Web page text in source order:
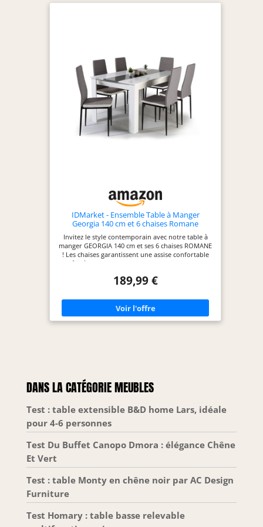
IDMarket - Ensemble Table à Manger
Georgia 140 cm et 6 chaises Romane
Invitez le style contemporain avec notre table à
manger GEORGIA 140 cm et ses 6 chaises ROMANE
! Les chaises garantissent une assise confortable
grâce à leur rembourrage et leur dossier haut
chemin de table Le design raffiné et les lignes
à votre intérieur Dimensions chaise : L 48 x l 42 x
H 97 cm - Dimensions table : L 140 x l 80 x H 75 cm
189,99 €
DANS LA CATÉGORIE MEUBLES
Test : table extensible B&D home Lars, idéale
pour 4-6 personnes
Test Du Buffet Canopo Dmora : élégance Chêne
Et Vert
Test : table Monty en chêne noir par AC Design
Furniture
Test Homary : table basse relevable